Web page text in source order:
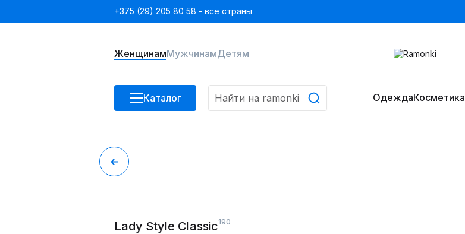
+375 (29) 205 80 58 - все страны
ЖенщинамМужчинамДетям
Каталог ОдеждаКосметика
Lady Style Classic190